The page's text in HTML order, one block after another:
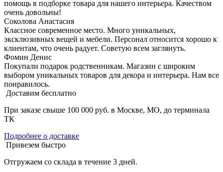
помощь в подборке товара для нашего интерьера. Качеством
очень довольны!
Соколова Анастасия
Классное современное место. Много уникальных,
эксклюзивных вещей и мебели. Персонал относится хорошо к
клиентам, что очень радует. Советую всем заглянуть.
Фомин Денис
Покупали подарок родственникам. Магазин с широким
выбором уникальных товаров для декора и интерьера. Нам все
понравилось.
Доставим бесплатно
При заказе свыше 100 000 руб. в Москве, МО, до терминала
ТК
Подробнее о доставке
Привезем быстро
Отгружаем со склада в течение 3 дней.